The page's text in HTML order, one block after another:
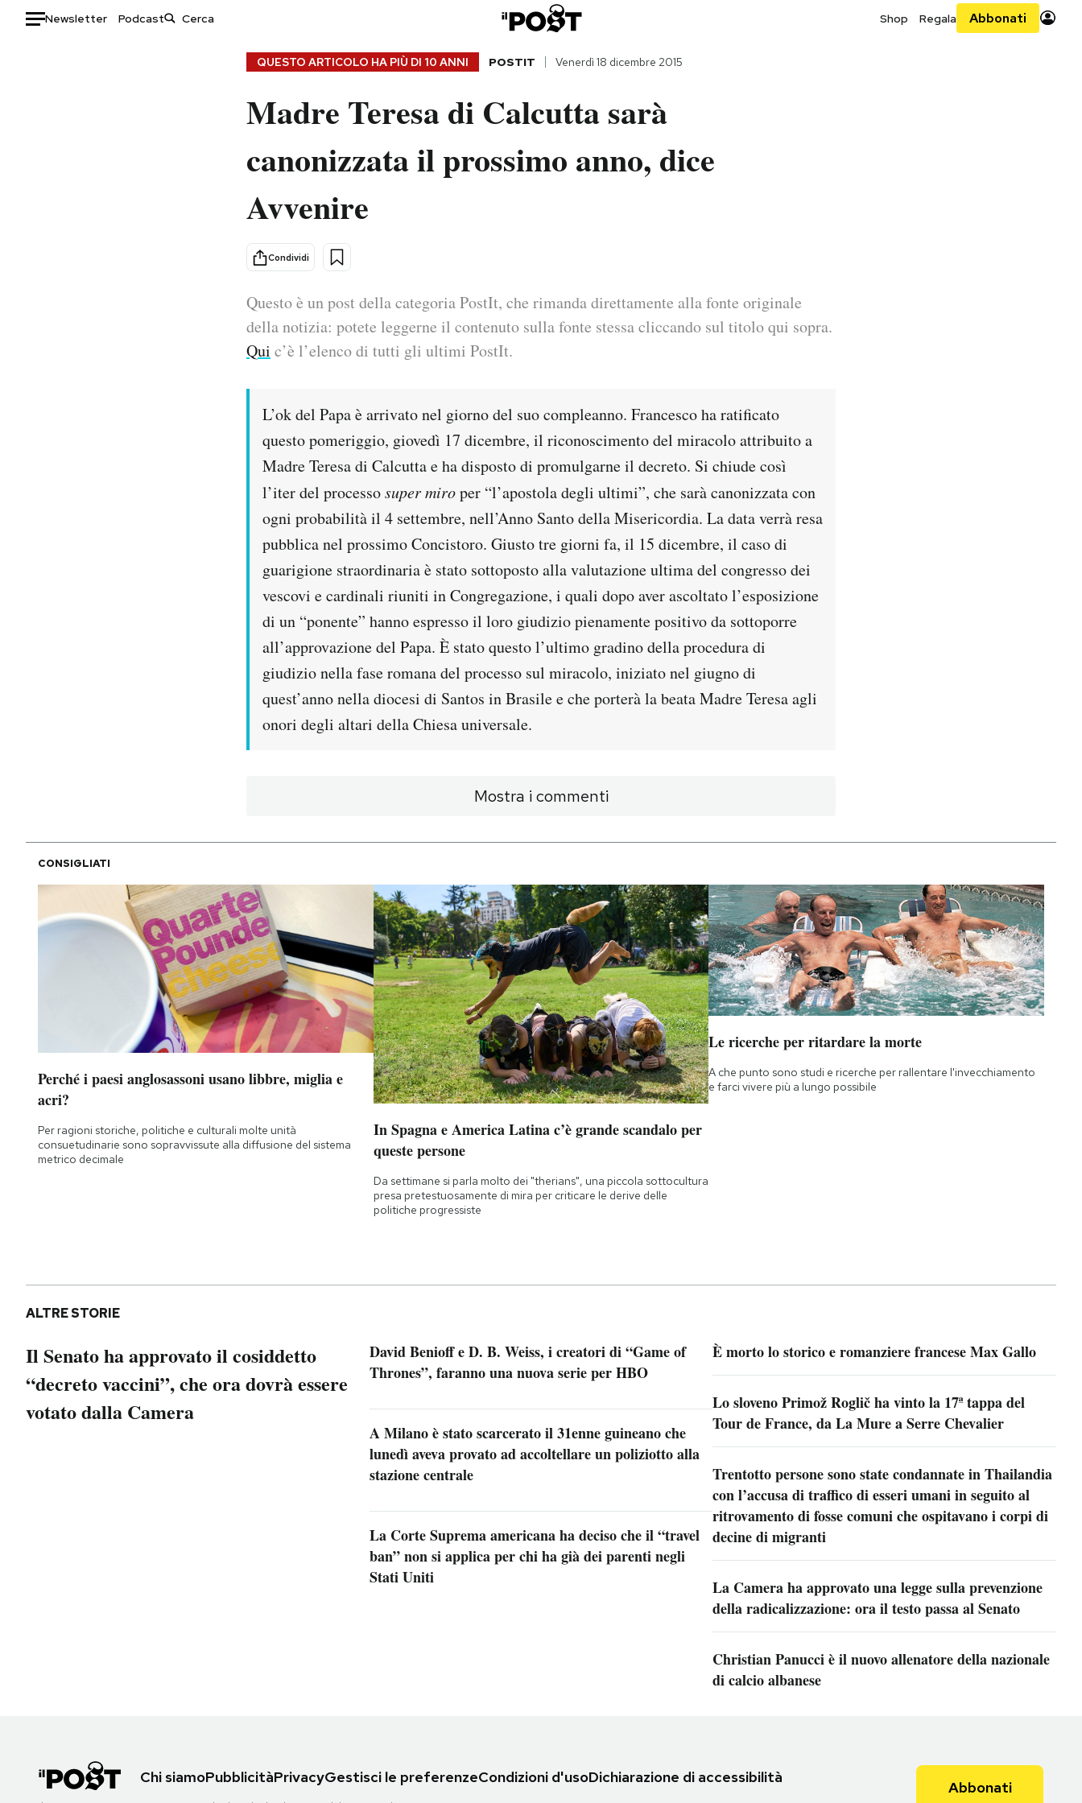
Newsletter Podcast Shop Regala Abbonati
Storie/Idee
Altrecose
Mondiali calcio 2026
QUESTO ARTICOLO HA PIÙ DI 10 ANNI POSTIT Venerdì 18 dicembre 2015
Madre Teresa di Calcutta sarà
canonizzata il prossimo anno, dice
Avvenire
Condividi
Questo è un post della categoria PostIt, che rimanda direttamente alla fonte originale
della notizia: potete leggerne il contenuto sulla fonte stessa cliccando sul titolo qui sopra.
Qui c’è l’elenco di tutti gli ultimi PostIt.
L’ok del Papa è arrivato nel giorno del suo compleanno. Francesco ha ratificato
questo pomeriggio, giovedì 17 dicembre, il riconoscimento del miracolo attribuito a
Madre Teresa di Calcutta e ha disposto di promulgarne il decreto. Si chiude così
l’iter del processosuper miroper “l’apostola degli ultimi”, che sarà canonizzata con
ogni probabilità il 4 settembre, nell’Anno Santo della Misericordia. La data verrà resa
pubblica nel prossimo Concistoro. Giusto tre giorni fa, il 15 dicembre, il caso di
guarigione straordinaria è stato sottoposto alla valutazione ultima del congresso dei
vescovi e cardinali riuniti in Congregazione, i quali dopo aver ascoltato l’esposizione
di un “ponente” hanno espresso il loro giudizio pienamente positivo da sottoporre
all’approvazione del Papa. È stato questo l’ultimo gradino della procedura di
giudizio nella fase romana del processo sul miracolo, iniziato nel giugno di
quest’anno nella diocesi di Santos in Brasile e che porterà la beata Madre Teresa agli
onori degli altari della Chiesa universale.
Mostra i commenti
CONSIGLIATI
Perché i paesi anglosassoni usano libbre, miglia e
acri?
Per ragioni storiche, politiche e culturali molte unità
consuetudinarie sono sopravvissute alla diffusione del sistema
metrico decimale
In Spagna e America Latina c’è grande scandalo per
queste persone
Da settimane si parla molto dei "therians", una piccola sottocultura
presa pretestuosamente di mira per criticare le derive delle
politiche progressiste
Le ricerche per ritardare la morte
A che punto sono studi e ricerche per rallentare l'invecchiamento
e farci vivere più a lungo possibile
ALTRE STORIE
Il Senato ha approvato il cosiddetto
“decreto vaccini”, che ora dovrà essere
votato dalla Camera
David Benioff e D. B. Weiss, i creatori di “Game of
Thrones”, faranno una nuova serie per HBO
A Milano è stato scarcerato il 31enne guineano che
lunedì aveva provato ad accoltellare un poliziotto alla
stazione centrale
La Corte Suprema americana ha deciso che il “travel
ban” non si applica per chi ha già dei parenti negli
Stati Uniti
È morto lo storico e romanziere francese Max Gallo
Lo sloveno Primož Roglič ha vinto la 17ª tappa del
Tour de France, da La Mure a Serre Chevalier
Trentotto persone sono state condannate in Thailandia
con l’accusa di traffico di esseri umani in seguito al
ritrovamento di fosse comuni che ospitavano i corpi di
decine di migranti
La Camera ha approvato una legge sulla prevenzione
della radicalizzazione: ora il testo passa al Senato
Christian Panucci è il nuovo allenatore della nazionale
di calcio albanese
Chi siamoPubblicitàPrivacyGestisci le preferenzeCondizioni d'usoDichiarazione di accessibilità
Abbonati